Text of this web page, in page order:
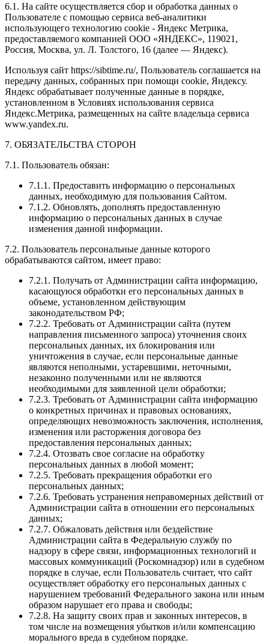
6.1. На сайте осуществляется сбор и обработка данных о
Пользователе с помощью сервиса веб-аналитики
использующего технологию cookie - Яндекс Метрика,
предоставляемого компанией ООО «ЯНДЕКС», 119021,
Россия, Москва, ул. Л. Толстого, 16 (далее — Яндекс).
Используя сайт https://sibtime.ru/, Пользователь соглашается на
передачу данных, собранных при помощи cookie, Яндексу.
Яндекс обрабатывает полученные данные в порядке,
установленном в Условиях использования сервиса
Яндекс.Метрика, размещенных на сайте владельца сервиса
www.yandex.ru.
7. ОБЯЗАТЕЛЬСТВА СТОРОН
7.1. Пользователь обязан:
7.1.1. Предоставить информацию о персональных
данных, необходимую для пользования Сайтом.
7.1.2. Обновлять, дополнять предоставленную
информацию о персональных данных в случае
изменения данной информации.
7.2. Пользователь персональные данные которого
обрабатываются сайтом, имеет право:
7.2.1. Получать от Администрации сайта информацию,
касающуюся обработки его персональных данных в
объеме, установленном действующим
законодательством РФ;
7.2.2. Требовать от Администрации сайта (путем
направления письменного запроса) уточнения своих
персональных данных, их блокирования или
уничтожения в случае, если персональные данные
являются неполными, устаревшими, неточными,
незаконно полученными или не являются
необходимыми для заявленной цели обработки;
7.2.3. Требовать от Администрации сайта информацию
о конкретных причинах и правовых основаниях,
определяющих невозможность заключения, исполнения,
изменения или расторжения договора без
предоставления персональных данных;
7.2.4. Отозвать свое согласие на обработку
персональных данных в любой момент;
7.2.5. Требовать прекращения обработки его
персональных данных;
7.2.6. Требовать устранения неправомерных действий от
Администрации сайта в отношении его персональных
данных;
7.2.7. Обжаловать действия или бездействие
Администрации сайта в Федеральную службу по
надзору в сфере связи, информационных технологий и
массовых коммуникаций (Роскомнадзор) или в судебном
порядке в случае, если Пользователь считает, что сайт
осуществляет обработку его персональных данных с
нарушением требований Федерального закона или иным
образом нарушает его права и свободы;
7.2.8. На защиту своих прав и законных интересов, в
том числе на возмещения убытков и/или компенсацию
морального вреда в судебном порядке.